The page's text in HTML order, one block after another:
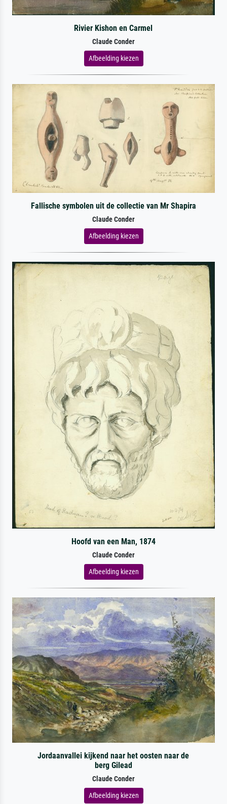
Rivier Kishon en Carmel
Claude Conder
Afbeelding kiezen
Fallische symbolen uit de collectie van Mr Shapira
Claude Conder
Afbeelding kiezen
Hoofd van een Man, 1874
Claude Conder
Afbeelding kiezen
Jordaanvallei kijkend naar het oosten naar de
berg Gilead
Claude Conder
Afbeelding kiezen